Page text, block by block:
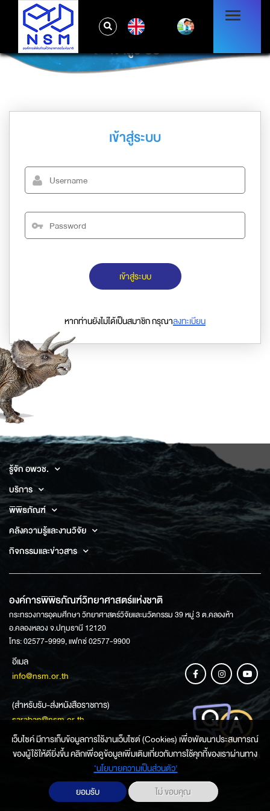
เข้าสู่ระบบ
เข้าสู่ระบบ
เข้าสู่ระบบ
หากท่านยังไม่ได้เป็นสมาชิก กรุณาลงทะเบียน
รู้จัก อพวช.
บริการ
พิพิธภัณฑ์
คลังความรู้และงานวิจัย
กิจกรรมและข่าวสาร
องค์การพิพิธภัณฑ์วิทยาศาสตร์แห่งชาติ
กระทรวงการอุดมศึกษา วิทยาศาสตร์วิจัยและนวัตกรรม 39 หมู่ 3 ต.คลองห้า
อ.คลองหลวง จ.ปทุมธานี 12120
โทร: 02577-9999, แฟกซ์ 02577-9900
อีเมล
info@nsm.or.th
(สำหรับรับ-ส่งหนังสือราชการ)
saraban@nsm.or.th
ช่องทางการสอบถามข้อมูล
เว็บไซค์ มีการเก็บข้อมูลการใช้งานเว็บไซต์ (Cookies) เพื่อพัฒนาประสบการณ์
ของผู้ใช้ให้ดียิ่งขึ้น คลิกเพื่อดูข้อมูลเพิ่มเติมเกี่ยวกับการใช้คุกกี้ของเราผ่านทาง
‘นโยบายความเป็นส่วนตัว'
ยอมรับ
ไม่ ขอบคุณ